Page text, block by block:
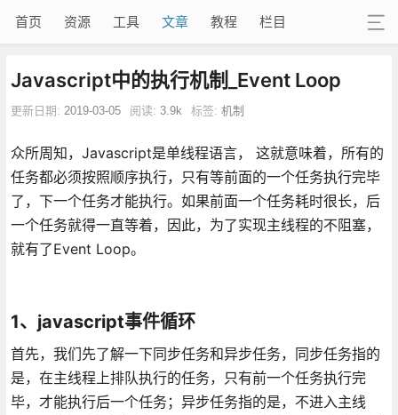
首页 资源 工具 文章 教程 栏目
Javascript中的执行机制_Event Loop
更新日期: 2019-03-05 阅读: 3.9k 标签: 机制
众所周知，Javascript是单线程语言， 这就意味着，所有的
任务都必须按照顺序执行，只有等前面的一个任务执行完毕
了，下一个任务才能执行。如果前面一个任务耗时很长，后
一个任务就得一直等着，因此，为了实现主线程的不阻塞，
就有了Event Loop。
1、javascript事件循环
首先，我们先了解一下同步任务和异步任务，同步任务指的
是，在主线程上排队执行的任务，只有前一个任务执行完
毕，才能执行后一个任务；异步任务指的是，不进入主线